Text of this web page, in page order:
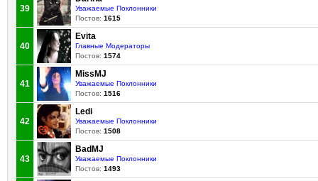
39
Уважаемые Поклонники
Постов: 1615
40
Evita
Главные Модераторы
Постов: 1574
41
MissMJ
Уважаемые Поклонники
Постов: 1516
42
Ledi
Уважаемые Поклонники
Постов: 1508
43
BadMJ
Уважаемые Поклонники
Постов: 1493